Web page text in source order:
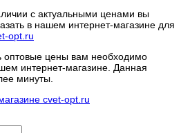
с актуальными ценами вы
в нашем интернет-магазине для
opt.ru
оптовые цены вам необходимо
интернет-магазине. Данная
минуты.
cvet-opt.ru